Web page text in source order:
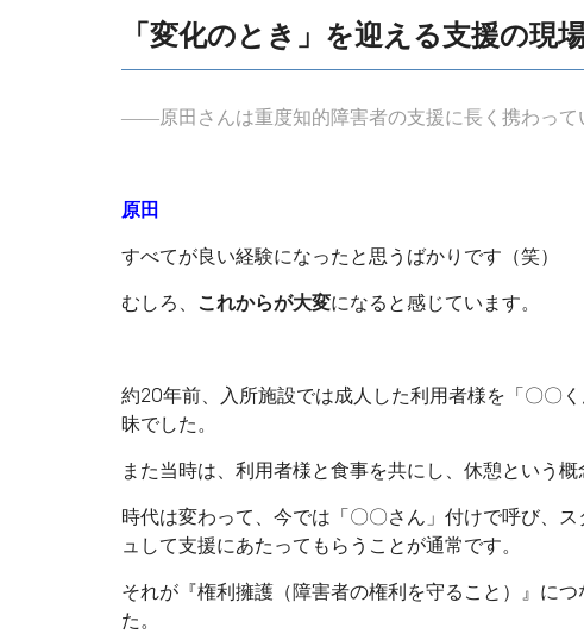
「変化のとき」を迎える支援の現
――原田さんは重度知的障害者の支援に長く携わっ
原田
すべてが良い経験になったと思うばかりです（笑）
むしろ、 これからが大変になると感じています。
約20年前、入所施設では成人した利用者様を「〇〇
昧でした。
また当時は、利用者様と食事を共にし、休憩という概
時代は変わって、今では「〇〇さん」付けで呼び、
ュして支援にあたってもらうことが通常です。
それが『権利擁護（障害者の権利を守ること）』に
た。